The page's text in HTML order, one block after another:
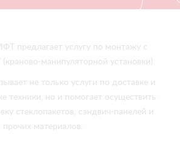
предлагает услугу по монтажу с
манипуляторной установки).
не только услуги по доставке и
техники, но и помогает осуществить
стеклопакетов, сэндвич-панелей и
прочих материалов.